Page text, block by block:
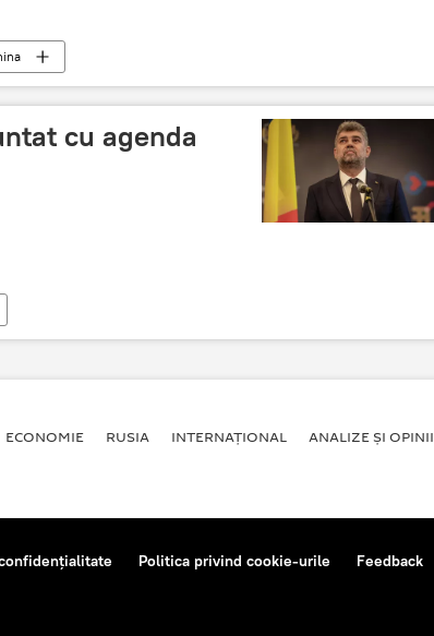
cu agenda
ECONOMIE RUSIA INTERNAŢIONAL ANALIZE ȘI OPINII
Politica privind cookie-urile Feedback